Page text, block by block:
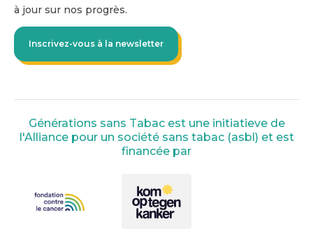
à jour sur nos progrès.
Inscrivez-vous à la newsletter
Générations sans Tabac est une initiatieve de
l'Alliance pour un société sans tabac (asbl) et est
financée par